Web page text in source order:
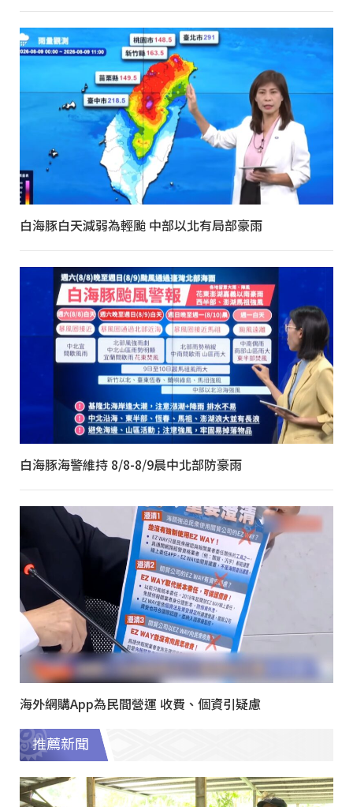
白海豚白天減弱為輕颱 中部以北有局部豪雨
白海豚海警維持 8/8-8/9晨中北部防豪雨
海外網購App為民間營運 收費、個資引疑慮
推薦新聞